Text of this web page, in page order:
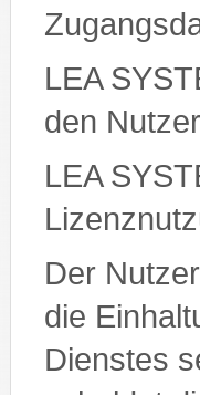
LEA
den
LEA
Der
die
Dienstes